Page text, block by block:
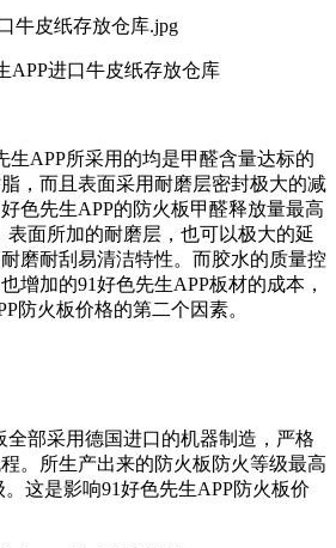
APP进口牛皮纸存放仓库
生APP所采用的均是甲醛含量达标的
，而且表面采用耐磨层密封极大的减
好色先生APP的防火板甲醛释放量最高
表面所加的耐磨层，也可以极大的延
磨耐刮易清洁特性。而胶水的质量控
加的91好色先生APP板材的成本，
火板价格的第二个因素。
部采用德国进口的机器制造，严格
。所生产出来的防火板防火等级最高
。这是影响91好色先生APP防火板价